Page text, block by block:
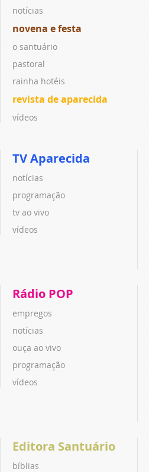
notícias
novena e festa
o santuário
pastoral
rainha hotéis
revista de aparecida
vídeos
TV Aparecida
notícias
programação
tv ao vivo
vídeos
Rádio POP
empregos
notícias
ouça ao vivo
programação
vídeos
Editora Santuário
bíblias